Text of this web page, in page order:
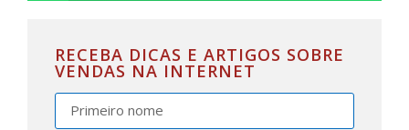
RECEBA DICAS E ARTIGOS SOBRE
VENDAS NA INTERNET